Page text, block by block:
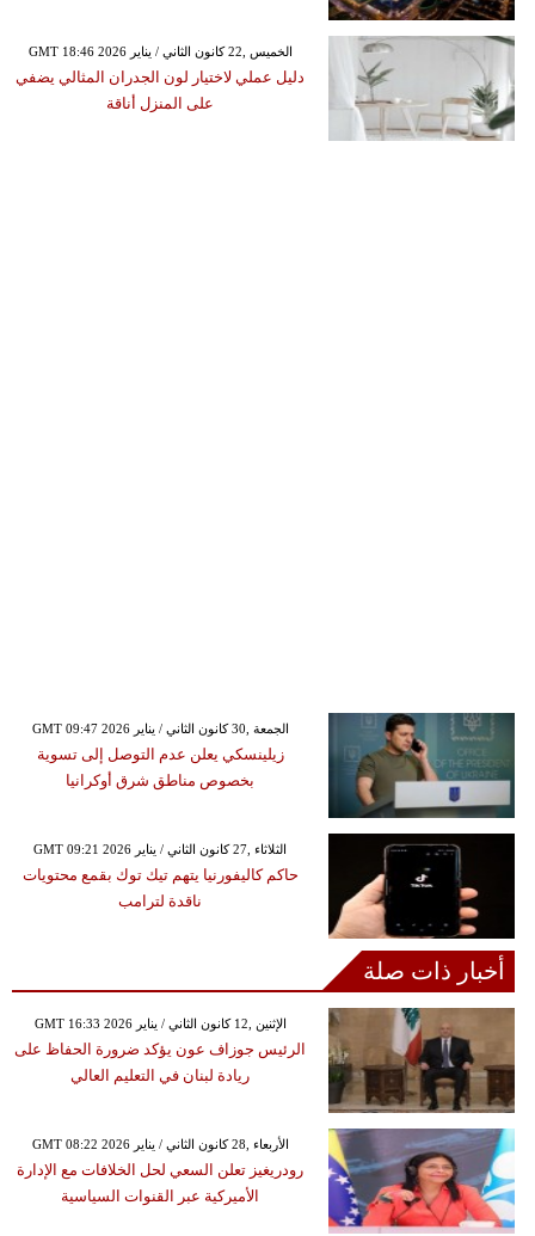
GMT 18:46 2026 الخميس ,22 كانون الثاني / يناير
دليل عملي لاختيار لون الجدران المثالي يضفي
على المنزل أناقة
GMT 09:47 2026 الجمعة ,30 كانون الثاني / يناير
زيلينسكي يعلن عدم التوصل إلى تسوية
بخصوص مناطق شرق أوكرانيا
GMT 09:21 2026 الثلاثاء ,27 كانون الثاني / يناير
حاكم كاليفورنيا يتهم تيك توك بقمع محتويات
ناقدة لترامب
أخبار ذات صلة
GMT 16:33 2026 الإثنين ,12 كانون الثاني / يناير
الرئيس جوزاف عون يؤكد ضرورة الحفاظ على
ريادة لبنان في التعليم العالي
GMT 08:22 2026 الأربعاء ,28 كانون الثاني / يناير
رودريغيز تعلن السعي لحل الخلافات مع الإدارة
الأميركية عبر القنوات السياسية